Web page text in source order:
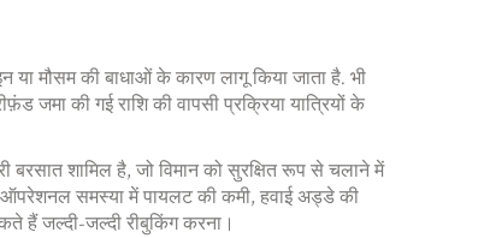
मौसम की बाधाओं के कारण लागू किया जाता है. भी
जमा की गई राशि की वापसी प्रक्रियायात्रियों के
बरसात शामिल है, जो विमान को सुरक्षित रूप से चलाने में
ऑपरेशनल समस्या में पायलट की कमी, हवाई अड्डे की
हैं जल्दी-जल्दी रीबुकिंग करना।